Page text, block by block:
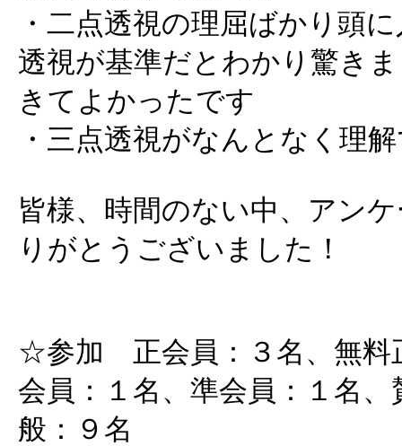
・二点透視の理屈ばかり頭
透視が基準だとわかり驚き
きてよかったです
・三点透視がなんとなく理
皆様、時間のない中、アン
りがとうございました！
☆参加 正会員：３名、無料
会員：１名、準会員：１名
般：９名